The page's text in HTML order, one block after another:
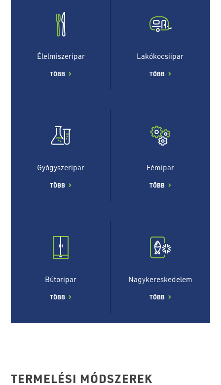
Élelmiszeripar
TÖBB
Lakókocsiipar
TÖBB
Gyógyszeripar
TÖBB
Fémipar
TÖBB
Bútoripar
TÖBB
Nagykereskedelem
TÖBB
TERMELÉSI MÓDSZEREK